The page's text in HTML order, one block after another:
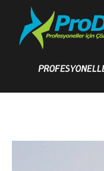
content